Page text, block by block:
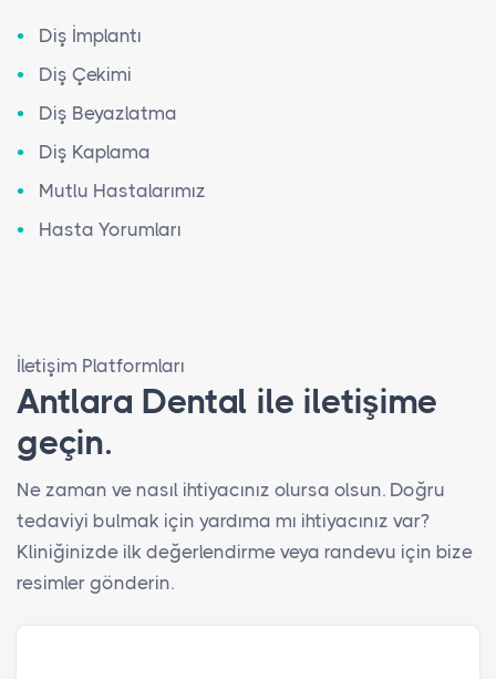
Diş İmplantı
Diş Çekimi
Diş Beyazlatma
Diş Kaplama
Mutlu Hastalarımız
Hasta Yorumları
İletişim Platformları
Antlara Dental ile iletişime
geçin.
Ne zaman ve nasıl ihtiyacınız olursa olsun. Doğru
tedaviyi bulmak için yardıma mı ihtiyacınız var?
Kliniğinizde ilk değerlendirme veya randevu için bize
resimler gönderin.